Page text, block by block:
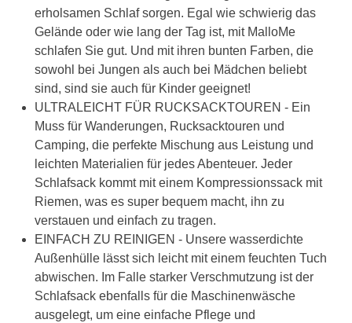
erholsamen Schlaf sorgen. Egal wie schwierig das
Gelände oder wie lang der Tag ist, mit MalloMe
schlafen Sie gut. Und mit ihren bunten Farben, die
sowohl bei Jungen als auch bei Mädchen beliebt
sind, sind sie auch für Kinder geeignet!
ULTRALEICHT FÜR RUCKSACKTOUREN - Ein
Muss für Wanderungen, Rucksacktouren und
Camping, die perfekte Mischung aus Leistung und
leichten Materialien für jedes Abenteuer. Jeder
Schlafsack kommt mit einem Kompressionssack mit
Riemen, was es super bequem macht, ihn zu
verstauen und einfach zu tragen.
EINFACH ZU REINIGEN - Unsere wasserdichte
Außenhülle lässt sich leicht mit einem feuchten Tuch
abwischen. Im Falle starker Verschmutzung ist der
Schlafsack ebenfalls für die Maschinenwäsche
ausgelegt, um eine einfache Pflege und